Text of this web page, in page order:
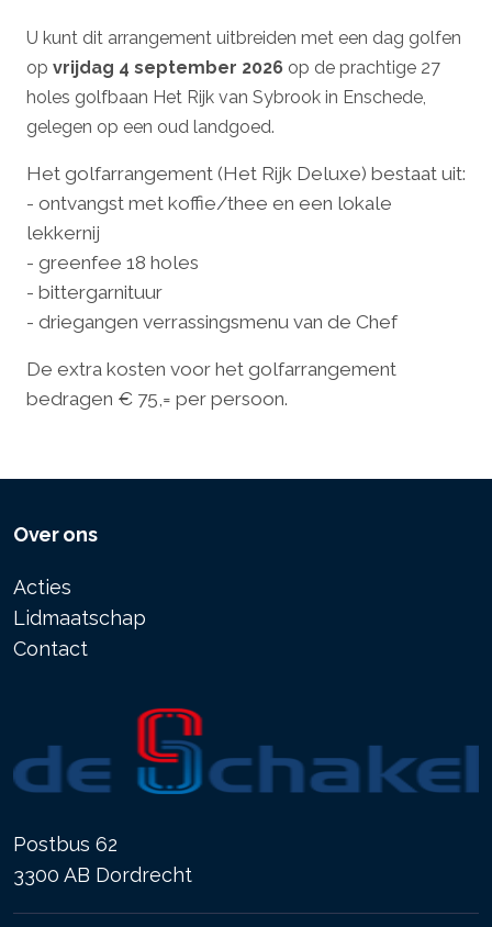
U kunt dit arrangement uitbreiden met een dag golfen
op vrijdag 4 september 2026 op de prachtige 27
holes golfbaan Het Rijk van Sybrook in Enschede,
gelegen op een oud landgoed.
Het golfarrangement (Het Rijk Deluxe) bestaat uit:
- ontvangst met koffie/thee en een lokale
lekkernij
- greenfee 18 holes
- bittergarnituur
- driegangen verrassingsmenu van de Chef
De extra kosten voor het golfarrangement
bedragen € 75,= per persoon.
Over ons
Acties
Lidmaatschap
Contact
Postbus 62
3300 AB Dordrecht